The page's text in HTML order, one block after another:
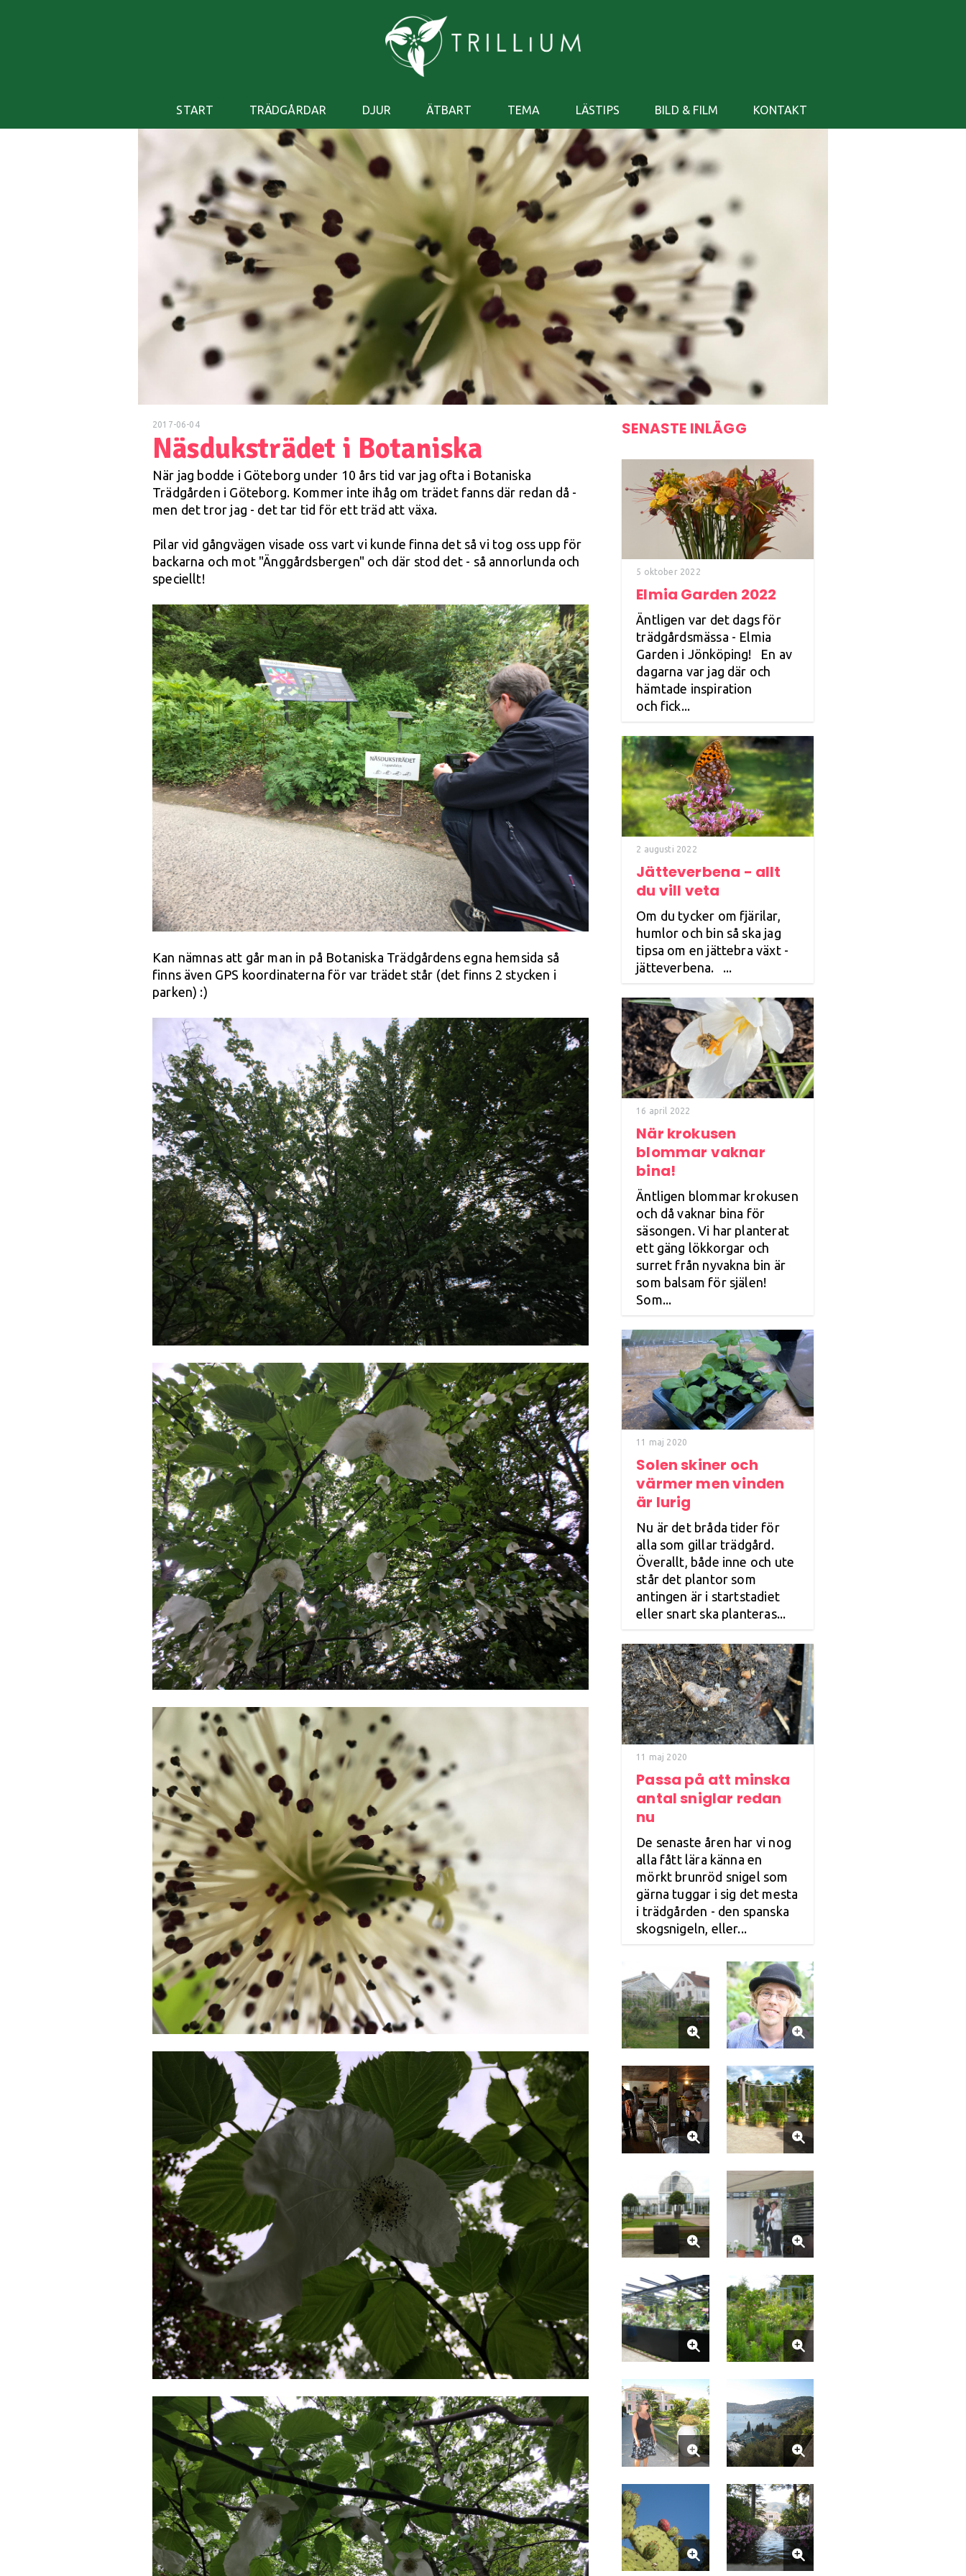
START TRÄDGÅRDAR DJUR ÄTBART TEMA LÄSTIPS BILD & FILM KONTAKT
2017-06-04
Näsduksträdet i Botaniska
När jag bodde i Göteborg under 10 års tid var jag ofta i Botaniska
Trädgården i Göteborg. Kommer inte ihåg om trädet fanns där redan då -
men det tror jag - det tar tid för ett träd att växa.
Pilar vid gångvägen visade oss vart vi kunde finna det så vi tog oss upp för
backarna och mot "Änggårdsbergen" och där stod det - så annorlunda och
speciellt!
Kan nämnas att går man in på Botaniska Trädgårdens egna hemsida så
finns även GPS koordinaterna för var trädet står (det finns 2 stycken i
parken) :)
SENASTE INLÄGG
5 oktober 2022
Elmia Garden 2022
Äntligen var det dags för
trädgårdsmässa - Elmia
Garden i Jönköping! En av
dagarna var jag där och
hämtade inspiration
och fick...
2 augusti 2022
Jätteverbena - allt
du vill veta
Om du tycker om fjärilar,
humlor och bin så ska jag
tipsa om en jättebra växt -
jätteverbena. ...
16 april 2022
När krokusen
blommar vaknar
bina!
Äntligen blommar krokusen
och då vaknar bina för
säsongen. Vi har planterat
ett gäng lökkorgar och
surret från nyvakna bin är
som balsam för själen!
Som...
11 maj 2020
Solen skiner och
värmer men vinden
är lurig
Nu är det bråda tider för
alla som gillar trädgård.
Överallt, både inne och ute
står det plantor som
antingen är i startstadiet
eller snart ska planteras...
11 maj 2020
Passa på att minska
antal sniglar redan
nu
De senaste åren har vi nog
alla fått lära känna en
mörkt brunröd snigel som
gärna tuggar i sig det mesta
i trädgården - den spanska
skogsnigeln, eller...